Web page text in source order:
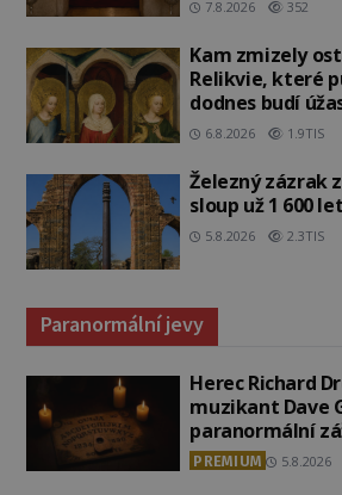
7.8.2026 352
Kam zmizely
Relikvie, které
dodnes budí
6.8.2026 1.9TIS
Železný zázrak
sloup už 1 600
5.8.2026 2.3TIS
Paranormální jevy
Herec Richard
muzikant Dave
paranormální
PREMIUM 5.8.2026